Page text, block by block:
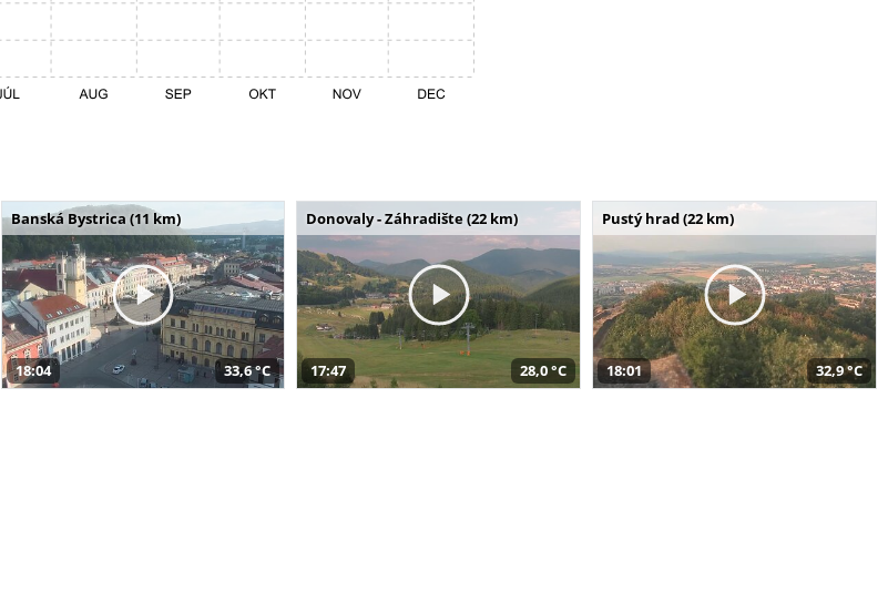
Banská Bystrica (11 km)
18:04 33,6 °C
Donovaly - Záhradište (22 km)
17:47 28,0 °C
Pustý hrad (22 km)
18:01 32,9 °C